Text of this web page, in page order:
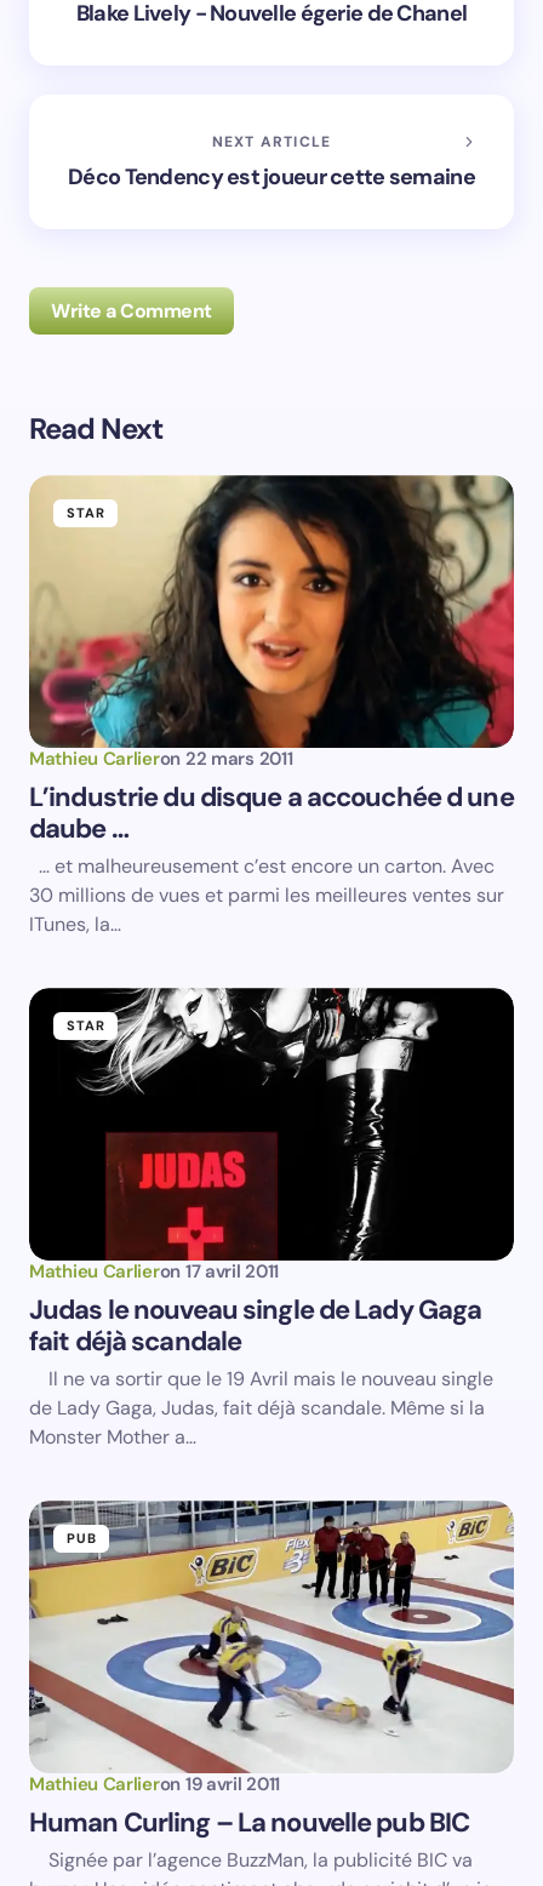
Blake Lively - Nouvelle égerie de Chanel
NEXT ARTICLE
Déco Tendency est joueur cette semaine
Write a Comment
Votre adresse e-mail ne sera pas publiée.
champs obligatoires sont indiqués avec
Your Comment *
Name *
Email *
Save my name and email in this browser for the
Prévenez-moi de tous les nouveaux commentaires par
e-mail.
Prévenez-moi de tous les nouveaux articles par e-
Submit Comment
Read Next
STAR
Mathieu Carlieron 22 mars 2011
L’industrie du disque a accouchée d une
daube …
… et malheureusement c’est encore un carton. Avec
30 millions de vues et parmi les meilleures ventes sur
ITunes, la…
STAR
Mathieu Carlieron 17 avril 2011
Judas le nouveau single de Lady Gaga
fait déjà scandale
Il ne va sortir que le 19 Avril mais le nouveau single
de Lady Gaga, Judas, fait déjà scandale. Même si la
Monster Mother a…
PUB
Mathieu Carlieron 19 avril 2011
Human Curling – La nouvelle pub BIC
Signée par l’agence BuzzMan, la publicité BIC va